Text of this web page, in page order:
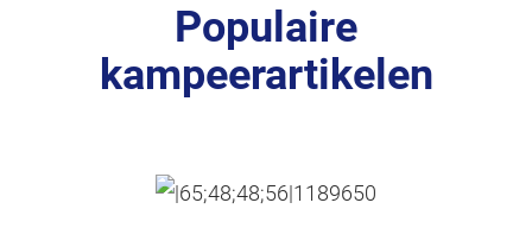
Populaire
kampeerartikelen